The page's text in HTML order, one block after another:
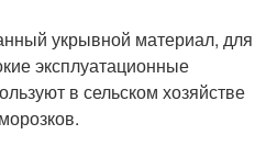
укрывной материал, для
эксплуатационные
в сельском хозяйстве